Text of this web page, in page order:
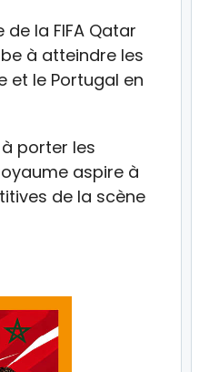
la FIFA Qatar
à atteindre les
et le Portugal en
porter les
aspire à
de la scène